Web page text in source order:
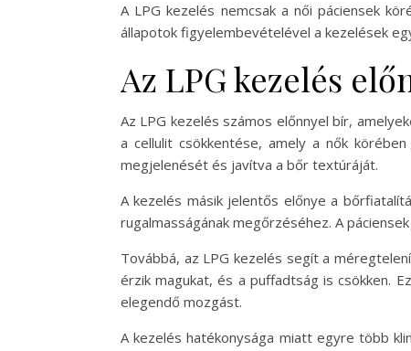
A LPG kezelés nemcsak a női páciensek
állapotok figyelembevételével a kezelések
Az LPG kezelés
Az LPG kezelés számos előnnyel bír,
a cellulit csökkentése, amely a nők
megjelenését és javítva a bőr textúráját.
A kezelés másik jelentős előnye a
rugalmasságának megőrzéséhez. A
Továbbá, az LPG kezelés segít a
érzik magukat, és a puffadtság is csökken.
elegendő mozgást.
A kezelés hatékonysága miatt egyre több